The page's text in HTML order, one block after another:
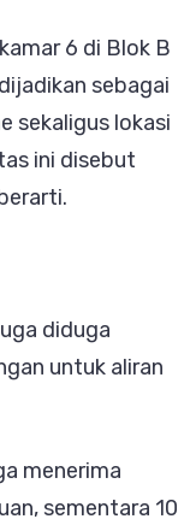
6 di Blok B
sebagai
sekaligus lokasi
ini disebut
diduga
untuk aliran
menerima
sementara 10